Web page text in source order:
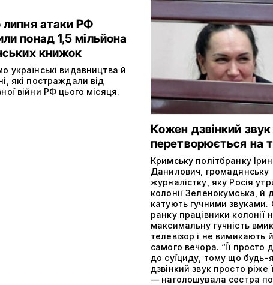
липня атаки РФ
понад 1,5 мільйона
книжок
українські видавництва й
які постраждали від
війни РФ цього місяця.
Кожен дзвінкий звук
перетворюється на
Кримську політбранку
Данилович, громадянську
журналістку, яку Росія
колонії Зеленокумська, й
катують гучними звуками.
ранку працівники колонії
максимальну гучність
телевізор і не вимикають
самого вечора. “Її просто
до суїциду, тому що будь-
дзвінкий звук просто ріже
— наголошувала сестра